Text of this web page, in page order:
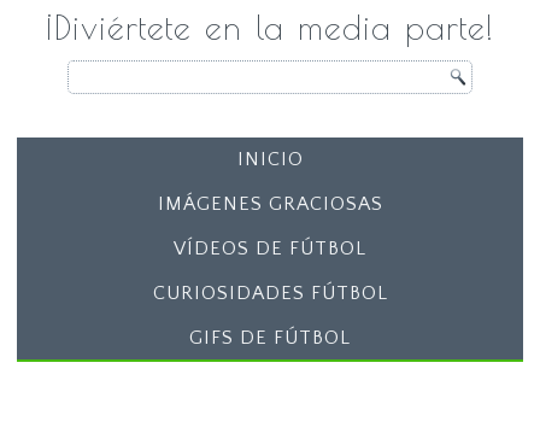
¡Diviértete en la media parte!
INICIO
IMÁGENES GRACIOSAS
VÍDEOS DE FÚTBOL
CURIOSIDADES FÚTBOL
GIFS DE FÚTBOL